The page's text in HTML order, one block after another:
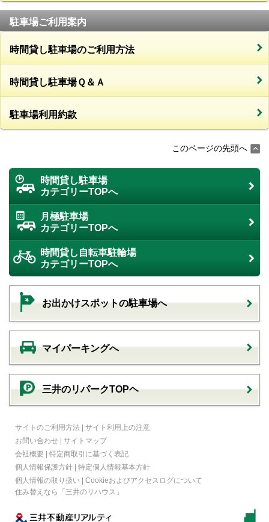
駐車場ご利用案内
時間貸し駐車場のご利用方法
時間貸し駐車場Ｑ＆Ａ
駐車場利用約款
このページの先頭へ
時間貸し駐車場
カテゴリーTOPへ
月極駐車場
カテゴリーTOPへ
時間貸し自転車駐輪場
カテゴリーTOPへ
お出かけスポットの駐車場へ
マイパーキングへ
三井のリパークTOPヘ
サイトのご利用方法 | サイト利用上の注意
お問い合わせ | サイトマップ
会社概要 | 特定商取引に基づく表記
個人情報保護方針 | 特定個人情報基本方針
個人情報の取り扱い | Cookieおよびアクセスログについて
住み替えなら
「三井のリハウス」